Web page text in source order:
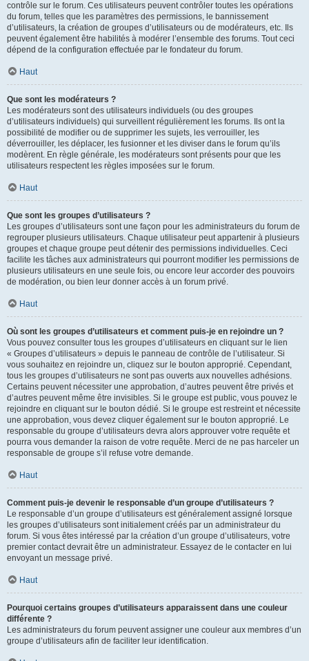
contrôle sur le forum. Ces utilisateurs peuvent contrôler toutes les opérations
du forum, telles que les paramètres des permissions, le bannissement
d’utilisateurs, la création de groupes d’utilisateurs ou de modérateurs, etc. Ils
peuvent également être habilités à modérer l’ensemble des forums. Tout ceci
dépend de la configuration effectuée par le fondateur du forum.
Haut
Que sont les modérateurs ?
Les modérateurs sont des utilisateurs individuels (ou des groupes
d’utilisateurs individuels) qui surveillent régulièrement les forums. Ils ont la
possibilité de modifier ou de supprimer les sujets, les verrouiller, les
déverrouiller, les déplacer, les fusionner et les diviser dans le forum qu’ils
modèrent. En règle générale, les modérateurs sont présents pour que les
utilisateurs respectent les règles imposées sur le forum.
Haut
Que sont les groupes d’utilisateurs ?
Les groupes d’utilisateurs sont une façon pour les administrateurs du forum de
regrouper plusieurs utilisateurs. Chaque utilisateur peut appartenir à plusieurs
groupes et chaque groupe peut détenir des permissions individuelles. Ceci
facilite les tâches aux administrateurs qui pourront modifier les permissions de
plusieurs utilisateurs en une seule fois, ou encore leur accorder des pouvoirs
de modération, ou bien leur donner accès à un forum privé.
Haut
Où sont les groupes d’utilisateurs et comment puis-je en rejoindre un ?
Vous pouvez consulter tous les groupes d’utilisateurs en cliquant sur le lien
« Groupes d’utilisateurs » depuis le panneau de contrôle de l’utilisateur. Si
vous souhaitez en rejoindre un, cliquez sur le bouton approprié. Cependant,
tous les groupes d’utilisateurs ne sont pas ouverts aux nouvelles adhésions.
Certains peuvent nécessiter une approbation, d’autres peuvent être privés et
d’autres peuvent même être invisibles. Si le groupe est public, vous pouvez le
rejoindre en cliquant sur le bouton dédié. Si le groupe est restreint et nécessite
une approbation, vous devez cliquer également sur le bouton approprié. Le
responsable du groupe d’utilisateurs devra alors approuver votre requête et
pourra vous demander la raison de votre requête. Merci de ne pas harceler un
responsable de groupe s’il refuse votre demande.
Haut
Comment puis-je devenir le responsable d’un groupe d’utilisateurs ?
Le responsable d’un groupe d’utilisateurs est généralement assigné lorsque
les groupes d’utilisateurs sont initialement créés par un administrateur du
forum. Si vous êtes intéressé par la création d’un groupe d’utilisateurs, votre
premier contact devrait être un administrateur. Essayez de le contacter en lui
envoyant un message privé.
Haut
Pourquoi certains groupes d’utilisateurs apparaissent dans une couleur
différente ?
Les administrateurs du forum peuvent assigner une couleur aux membres d’un
groupe d’utilisateurs afin de faciliter leur identification.